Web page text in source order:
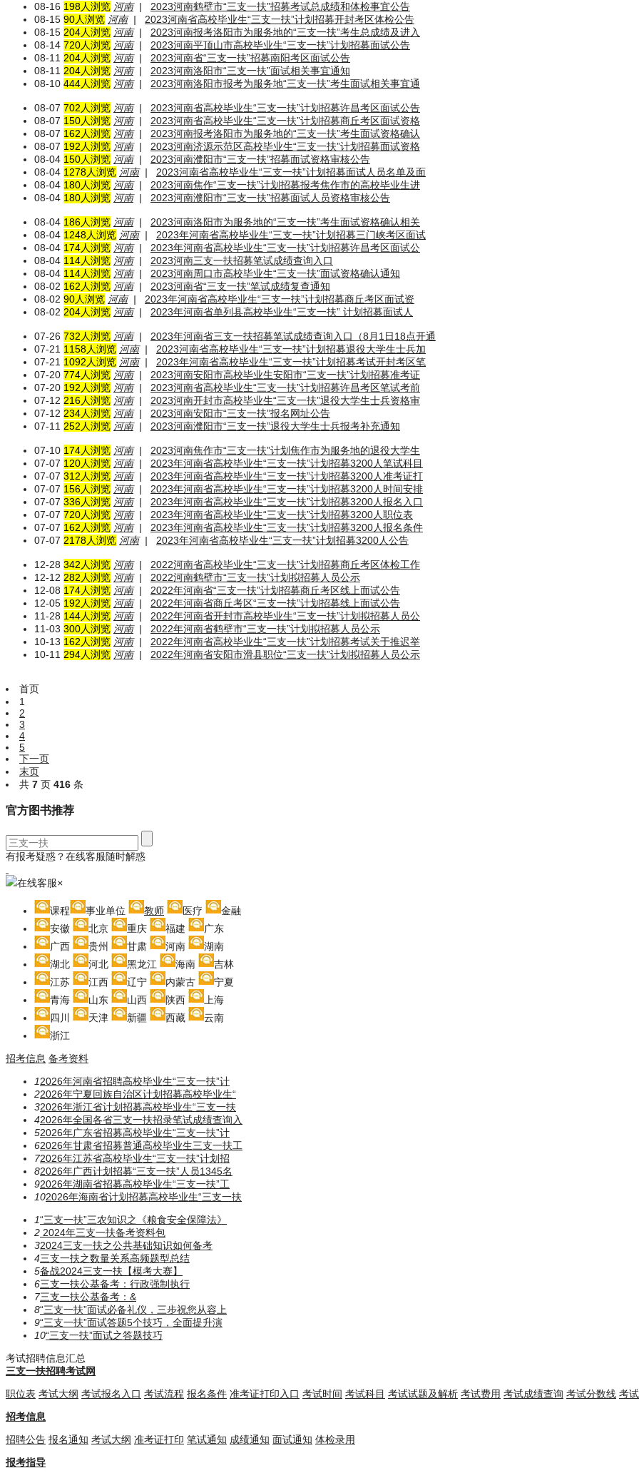
08-16 198人浏览 河南|
2023河南鹤壁市“三支一扶”招募考试总成绩和体检事宜公告
08-15 90人浏览 河南|
2023河南省高校毕业生“三支一扶”计划招募开封考区体检公告
08-15 204人浏览 河南|
2023河南报考洛阳市为服务地的“三支一扶”考生总成绩及进入
08-14 720人浏览 河南|
2023河南平顶山市高校毕业生“三支一扶”计划招募面试公告
08-11 204人浏览 河南|
2023河南省“三支一扶”招募南阳考区面试公告
08-11 204人浏览 河南|
2023河南洛阳市“三支一扶”面试相关事宜通知
08-10 444人浏览 河南| 2023河南洛阳市报考为服务地“三支一扶”考生面试相关事宜通
08-07 702人浏览 河南|
2023河南省高校毕业生“三支一扶”计划招募许昌考区面试公告
08-07 150人浏览 河南|
2023河南省高校毕业生“三支一扶”计划招募商丘考区面试资格
08-07 162人浏览 河南|
2023河南报考洛阳市为服务地的“三支一扶”考生面试资格确认
08-07 192人浏览 河南|
2023河南济源示范区高校毕业生“三支一扶”计划招募面试资格
08-04 150人浏览 河南|
2023河南濮阳市“三支一扶”招募面试资格审核公告
08-04 1278人浏览 河南|
2023河南省高校毕业生“三支一扶”计划招募面试人员名单及面
08-04 180人浏览 河南|
2023河南焦作“三支一扶”计划招募报考焦作市的高校毕业生进
08-04 180人浏览 河南| 2023河南濮阳市“三支一扶”招募面试人员资格审核公告
08-04 186人浏览 河南|
2023河南洛阳市为服务地的“三支一扶”考生面试资格确认相关
08-04 1248人浏览 河南|
2023年河南省高校毕业生“三支一扶”计划招募三门峡考区面试
08-04 174人浏览 河南|
2023年河南省高校毕业生“三支一扶”计划招募许昌考区面试公
08-04 114人浏览 河南|
2023河南三支一扶招募笔试成绩查询入口
08-04 114人浏览 河南|
2023河南周口市高校毕业生“三支一扶”面试资格确认通知
08-02 162人浏览 河南|
2023河南省“三支一扶”笔试成绩复查通知
08-02 90人浏览 河南|
2023年河南省高校毕业生“三支一扶”计划招募商丘考区面试资
08-02 204人浏览 河南| 2023年河南省单列县高校毕业生“三支一扶” 计划招募面试人
07-26 732人浏览 河南|
2023年河南省三支一扶招募笔试成绩查询入口（8月1日18点开通
07-21 1158人浏览 河南|
2023河南省高校毕业生“三支一扶”计划招募退役大学生士兵加
07-21 1092人浏览 河南|
2023年河南省高校毕业生“三支一扶”计划招募考试开封考区笔
07-20 774人浏览 河南|
2023河南安阳市高校毕业生安阳市“三支一扶”计划招募准考证
07-20 192人浏览 河南|
2023河南省高校毕业生“三支一扶”计划招募许昌考区笔试考前
07-12 216人浏览 河南|
2023河南开封市高校毕业生“三支一扶”退役大学生士兵资格审
07-12 234人浏览 河南|
2023河南安阳市“三支一扶”报名网址公告
07-11 252人浏览 河南| 2023河南濮阳市“三支一扶”退役大学生士兵报考补充通知
07-10 174人浏览 河南|
2023河南焦作市“三支一扶”计划焦作市为服务地的退役大学生
07-07 120人浏览 河南|
2023年河南省高校毕业生“三支一扶”计划招募3200人笔试科目
07-07 312人浏览 河南|
2023年河南省高校毕业生“三支一扶”计划招募3200人准考证打
07-07 156人浏览 河南|
2023年河南省高校毕业生“三支一扶”计划招募3200人时间安排
07-07 336人浏览 河南|
2023年河南省高校毕业生“三支一扶”计划招募3200人报名入口
07-07 720人浏览 河南|
2023年河南省高校毕业生“三支一扶”计划招募3200人职位表
07-07 162人浏览 河南|
2023年河南省高校毕业生“三支一扶”计划招募3200人报名条件
07-07 2178人浏览 河南| 2023年河南省高校毕业生“三支一扶”计划招募3200人公告
12-28 342人浏览 河南|
2022河南省高校毕业生“三支一扶”计划招募商丘考区体检工作
12-12 282人浏览 河南|
2022河南鹤壁市“三支一扶”计划拟招募人员公示
12-08 174人浏览 河南|
2022年河南省“三支一扶”计划招募商丘考区线上面试公告
12-05 192人浏览 河南|
2022年河南省商丘考区“三支一扶”计划招募线上面试公告
11-28 144人浏览 河南|
2022年河南省开封市高校毕业生“三支一扶”计划拟招募人员公
11-03 300人浏览 河南|
2022年河南省鹤壁市“三支一扶”计划拟招募人员公示
10-13 162人浏览 河南|
2022年河南省高校毕业生“三支一扶”计划招募考试关于推迟举
10-11 294人浏览 河南| 2022年河南省安阳市滑县职位“三支一扶”计划拟招募人员公示
首页
1
2
3
4
5
下一页
末页
共 7 页 416 条
官方图书推荐
有报考疑惑？在线客服随时解惑
在线客服×
课程 事业单位 教师 医疗
金融
安徽
北京 重庆 福建
广东
广西
贵州 甘肃 河南
湖南
湖北
河北 黑龙江 海南
吉林
江苏
江西 辽宁 内蒙古
宁夏
青海
山东 山西 陕西
上海
四川
天津 新疆 西藏
云南
浙江
招考信息 备考资料
12026年河南省招聘高校毕业生“三支一扶”计
22026年宁夏回族自治区计划招募高校毕业生“
32026年浙江省计划招募高校毕业生“三支一扶
42026年全国各省三支一扶招录笔试成绩查询入
52026年广东省招募高校毕业生“三支一扶”计
62026年甘肃省招募普通高校毕业生三支一扶工
72026年江苏省高校毕业生“三支一扶”计划招
82026年广西计划招募“三支一扶”人员1345名
92026年湖南省招募高校毕业生“三支一扶”工
102026年海南省计划招募高校毕业生“三支一扶
1“三支一扶”三农知识之《粮食安全保障法》
2 2024年三支一扶备考资料包
32024三支一扶之公共基础知识如何备考
4三支一扶之数量关系高频题型总结
5备战2024三支一扶【模考大赛】
6三支一扶公基备考：行政强制执行
7三支一扶公基备考：​​​&
8“三支一扶”面试必备礼仪，三步祝您从容上
9“三支一扶”面试答题5个技巧，全面提升演
10“三支一扶”面试之答题技巧
考试招聘信息汇总
三支一扶招聘考试网
职位表 考试大纲 考试报名入口 考试流程 报名条件 准考证打印入口 考试时间 考试科目 考试试题及解析 考试费用 考试成绩查询 考试分数线 考
招考信息
招聘公告 报名通知 考试大纲 准考证打印 笔试通知 成绩通知 面试通知 体检录用
报考指导